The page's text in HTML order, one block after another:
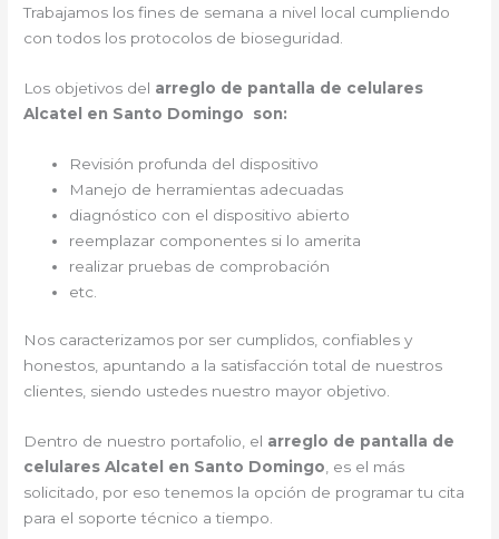
Trabajamos los fines de semana a nivel local cumpliendo
con todos los protocolos de bioseguridad.
Los objetivos del arreglo de pantalla de celulares
Alcatel en Santo Domingo son:
Revisión profunda del dispositivo
Manejo de herramientas adecuadas
diagnóstico con el dispositivo abierto
reemplazar componentes si lo amerita
realizar pruebas de comprobación
etc.
Nos caracterizamos por ser cumplidos, confiables y
honestos, apuntando a la satisfacción total de nuestros
clientes, siendo ustedes nuestro mayor objetivo.
Dentro de nuestro portafolio, el arreglo de pantalla de
celulares Alcatel en Santo Domingo , es el más
solicitado, por eso tenemos la opción de programar tu cita
para el soporte técnico a tiempo.